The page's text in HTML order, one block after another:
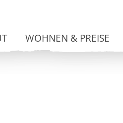
WOHNEN & PREISE
ANFRAGE